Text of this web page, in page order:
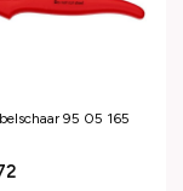
95 05 165